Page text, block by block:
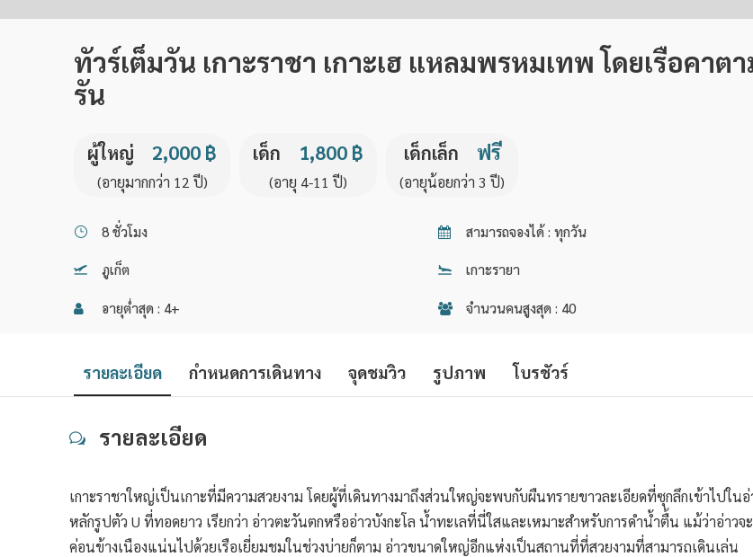
ทัวร์เต็มวัน เกาะราชา เกาะเฮ แหลมพรหมเทพ โดยเรือคาต
รัน
ผู้ใหญ่ 2,000 ฿
(อายุมากกว่า 12 ปี)
เด็ก 1,800 ฿
(อายุ 4-11 ปี)
เด็กเล็ก ฟรี
(อายุน้อยกว่า 3 ปี)
8 ชั่วโมง สามารถจองได้ : ทุกวัน
ภูเก็ต เกาะรายา
อายุต่ำสุด : 4+ จำนวนคนสูงสุด : 40
รายละเอียด กำหนดการเดินทาง จุดชมวิว รูปภาพ โบรชัวร์
รายละเอียด
เกาะราชาใหญ่เป็นเกาะที่มีความสวยงาม โดยผู้ที่เดินทางมาถึงส่วนใหญ่จะพบกับผืนทรายขาวละเอียดที่ซุกลึกเข้าไปในอ่
หลักรูปตัว U ที่ทอดยาว เรียกว่า อ่าวตะวันตกหรืออ่าวบังกะโล น้ำทะเลที่นี่ใสและเหมาะสำหรับการดำน้ำตื้น แม้ว่าอ่าวจะ
ค่อนข้างเนืองแน่นไปด้วยเรือเยี่ยมชมในช่วงบ่ายก็ตาม อ่าวขนาดใหญ่อีกแห่งเป็นสถานที่ที่สวยงามที่สามารถเดินเล่น